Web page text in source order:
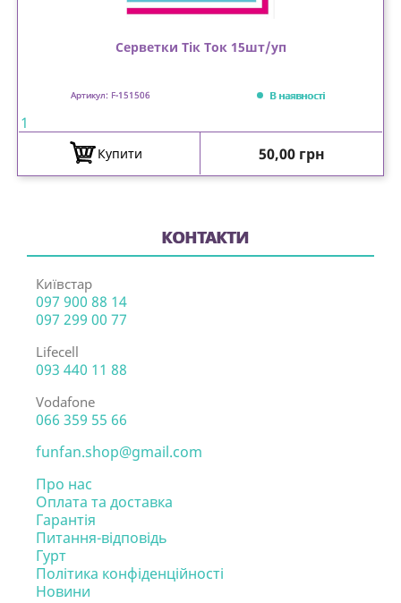
Серветки Тік Ток 15шт/уп
Артикул: F-151506 В наявності
1
Купити Ціна
50,00 грн
КОНТАКТИ
Київстар
097 900 88 14
097 299 00 77
Lifecell
093 440 11 88
Vodafone
066 359 55 66
funfan.shop@gmail.com
Про нас
Оплата та доставка
Гарантія
Питання-відповідь
Гурт
Політика конфіденційності
Новини